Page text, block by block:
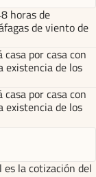
horas de
de viento de
por casa con
existencia de los
por casa con
existencia de los
la cotización del